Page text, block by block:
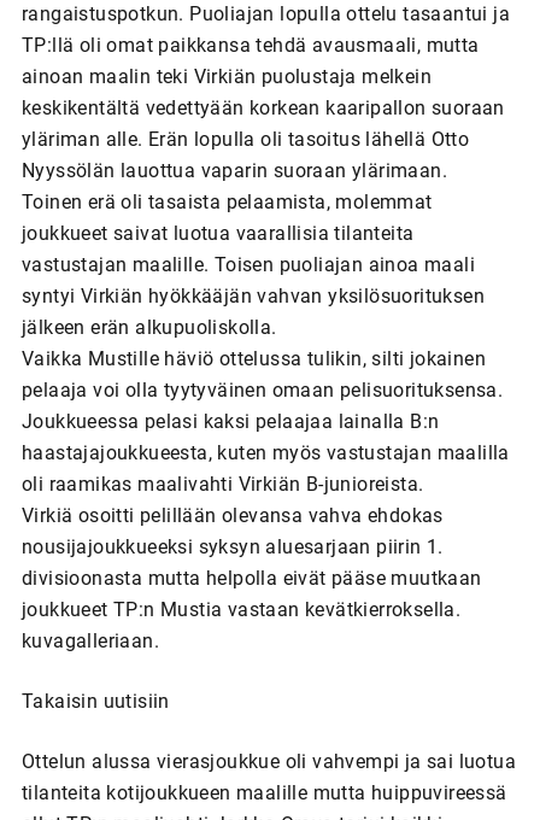
rangaistuspotkun. Puoliajan lopulla ottelu tasaantui ja
TP:llä oli omat paikkansa tehdä avausmaali, mutta
ainoan maalin teki Virkiän puolustaja melkein
keskikentältä vedettyään korkean kaaripallon suoraan
yläriman alle. Erän lopulla oli tasoitus lähellä Otto
Nyyssölän lauottua vaparin suoraan ylärimaan.
Toinen erä oli tasaista pelaamista, molemmat
joukkueet saivat luotua vaarallisia tilanteita
vastustajan maalille. Toisen puoliajan ainoa maali
syntyi Virkiän hyökkääjän vahvan yksilösuorituksen
jälkeen erän alkupuoliskolla.
Vaikka Mustille häviö ottelussa tulikin, silti jokainen
pelaaja voi olla tyytyväinen omaan pelisuorituksensa.
Joukkueessa pelasi kaksi pelaajaa lainalla B:n
haastajajoukkueesta, kuten myös vastustajan maalilla
oli raamikas maalivahti Virkiän B-junioreista.
Virkiä osoitti pelillään olevansa vahva ehdokas
nousijajoukkueeksi syksyn aluesarjaan piirin 1.
divisioonasta mutta helpolla eivät pääse muutkaan
joukkueet TP:n Mustia vastaan kevätkierroksella.
kuvagalleriaan.
Takaisin uutisiin
Ottelun alussa vierasjoukkue oli vahvempi ja sai luotua
tilanteita kotijoukkueen maalille mutta huippuvireessä